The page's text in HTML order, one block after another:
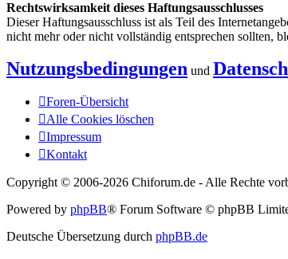
Rechtswirksamkeit dieses Haftungsausschlusses
Dieser Haftungsausschluss ist als Teil des
nicht mehr oder nicht vollständig entsprechen sollten,
Nutzungsbedingungen und
Foren-Übersicht
Alle Cookies löschen
Impressum
Kontakt
Copyright © 2006-2026 Chiforum.de - Alle Rechte
Powered by phpBB® Forum Software © phpBB
Deutsche Übersetzung durch phpBB.de